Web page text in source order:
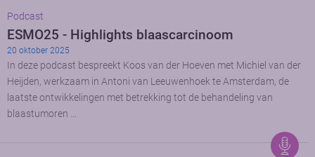
Podcast
ESMO25 - Highlights blaascarcinoom
20 oktober 2025
In deze podcast bespreekt Koos van der Hoeven met Michiel van der
Heijden, werkzaam in Antoni van Leeuwenhoek te Amsterdam, de
laatste ontwikkelingen met betrekking tot de behandeling van
blaastumoren …